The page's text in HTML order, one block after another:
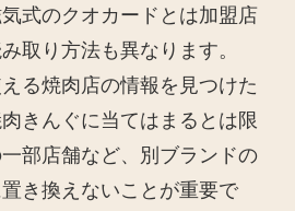
式のクオカードとは加盟店
取り方法も異なります。
る焼肉店の情報を見つけた
きんぐに当てはまるとは限
部店舗など、別ブランドの
き換えないことが重要で